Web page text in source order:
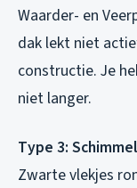
Waarder- en
dak lekt niet
constructie. Je
niet langer.
Type 3:
Zwarte vlekjes